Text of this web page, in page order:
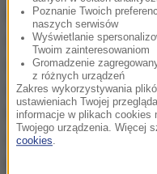
Również polska
dochodzenie w
wycieków gazu na
argumentują, że
wyłącznych stref
jednak ich skutki
Poznanie Twoich
naszych serwisów
Wyświetlanie
Twoim zainteresowaniom
Gromadzenie
z różnych urządzeń
Zakres wykorzystywania
ustawieniach Twojej
informacje w plikach cookies
Twojego urządzenia. Więcej
cookies.